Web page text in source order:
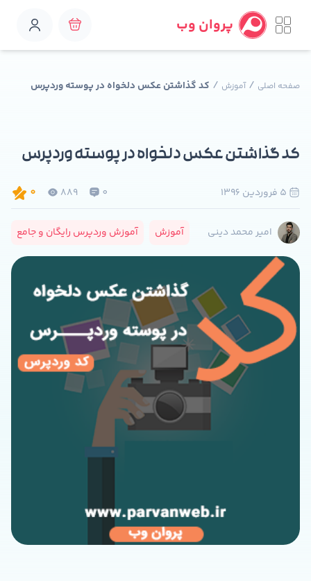
پروان وب
صفحه اصلی /آموزش / کد گذاشتن عکس دلخواه در پوسته وردپرس
0
889
0
کد گذاشتن عکس دلخواه در پوسته وردپرس
امیر محمد دینی آموزش آموزش وردپرس رایگان و جامع